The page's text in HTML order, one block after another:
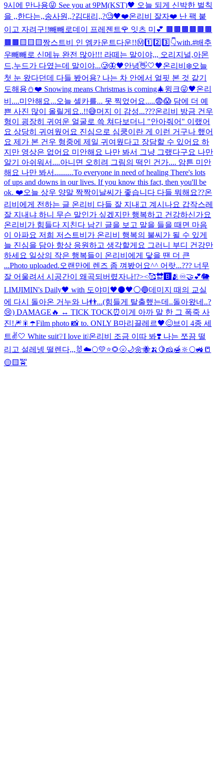
9시에 만나용😜 See you at 9PM(KST)🖤 오늘 되게 신박한 벌칙
을 ,,한다는,,송사원,,?김대리,,?🧐🖤❤️온리비 잘자❤️ 난 팩 붙
이고 자려구!!빼빼로데이 프레젠트🌹 잇츠 미💕 🟫🟫🟫🟫🟫🟫
🟫🟫🟨🟨🟨 짱스트비 인 엠카운트다운!!Ⓜ️1️⃣2️⃣3️⃣👇with.#배추
우빼빼로 신메뉴 완전 많아!!! 라떼는 말이야,,, 오리지널,아몬
드,누드가 다였는데 말이야...🥲🦋🖤안녕👋🤍🖤온리비❄️오늘
첫 눈 왔다던데 다들 봤어용? 나는 차 안에서 얼핏 본 것 같기
도해용⛄️❤️ Snowing means Christmas is coming🎄윙크😜🖤온리
비....미안해요...오늘 셀카를... 못 찍었어요.....😨😱 담에 더 예
쁜 사진 많이 올릴게요..!!😅머지 이 감성...???온리비 방금 건우
형이 굉장히 귀여운 얼굴로 쓱 쳐다보더니 "안아줘어" 이랬어
요 상당히 귀여웠어요 진심으로 심쿵이란 게 이런 거구나 했어
요 제가 본 건우 형중에 제일 귀여웠다고 장담할 수 있어요 하
지만 영상은 없어요 미안해요 나만 봐서 그냥 그랬다구요 나만
알기 아쉬워서....아니면 오히려 그림의 떡인 건가.... 암튼 미안
해요 나만 봐서..........To everyone in need of healing There's lots
of ups and downs in our lives. If you know this fact, then you'll be
ok. ❤️오늘 상우 양말 짝짝이 날씨가 좋습니다 다들 뭐해요??온
리비에게 전하는 글 온리비 다들 잘 지내고 계시나요 갑작스레
잘 지내냐 하니 무슨 말인가 싶겠지만 행복하고 건강하신가요
온리비가 힘들다 지친다 남긴 글을 보고 말을 들을 때면 마음
이 아파요 저희 저스트비가 온리비 행복의 불씨가 될 수 있게
늘 진심을 담아 항상 응원하고 생각할게요 그러니 부디 건강만
하세요 일상의 작은 행복들이 온리비에게 닿을 땐 더 큰
...Photo uploaded.오랜만에 렌즈 좀 껴봤어요^^ 어랏...??? 너무
잘 어울려서 시공간이 왜곡되버렸자나!?><🥰🔛🅱️🫂♾🤝💕🐘
LIMJIMIN's Daily🖤 with 도야미 🖤⚫🖤⚪️🔵데미지 때의 교실
에 다시 돌아온 거누와 나👬...(힘들게 탈출했는데..돌아왔네..?
😢) DAMAGE🔥 ↔ TICK TOCK⏰ 이게 아까 말 한 그 폭죽 사
진!🎆🎇 ☂️Film photo 📸 to. ONLY B마리끌레르🖤😊브이 4종 세
트✌️🤍 White suit❔I love it❕온리비 조금 이따 봐❣️ 나는 쪼끔 떨
리고 설레넹 떨렌다,,,🐰 ☁️🌕💛⭐️🌻🌝🌙🌼🐝🍌🍋🧀🍯🔆🌕🚜📒
🟡🟨🚖